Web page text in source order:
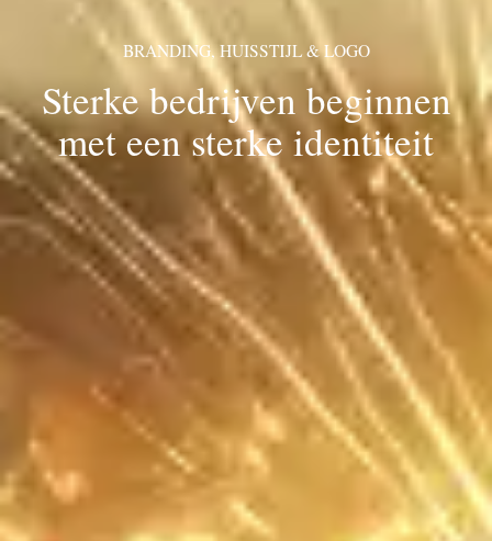
BRANDING, HUISSTIJL & LOGO
Sterke bedrijven beginnen
met een sterke identiteit